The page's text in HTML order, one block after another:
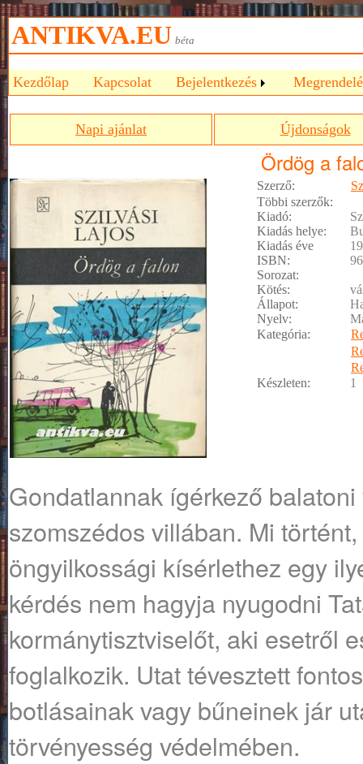
ANTIKVA.EU béta
Kezdőlap Kapcsolat Bejelentkezés
Napi ajánlat Újdonságok
Ördög a
Szerző:
Többi szerzők:
Kiadó:
Kiadás helye:
Kiadás éve
ISBN:
Sorozat:
Kötés:
Állapot:
Nyelv:
Kategória:
Készleten:
1
Gondatlannak ígérkező
szomszédos villában. Mi
öngyilkossági kísérlethez egy
kérdés nem hagyja nyugodni
kormánytisztviselőt, aki esetről
foglalkozik. Utat tévesztett
botlásainak vagy bűneinek jár
törvényesség védelmében.